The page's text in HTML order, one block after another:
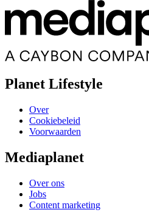
Planet Lifestyle
Over
Cookiebeleid
Voorwaarden
Mediaplanet
Over ons
Jobs
Content marketing